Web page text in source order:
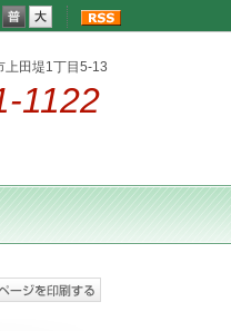
上田堤1丁目5-13
1122